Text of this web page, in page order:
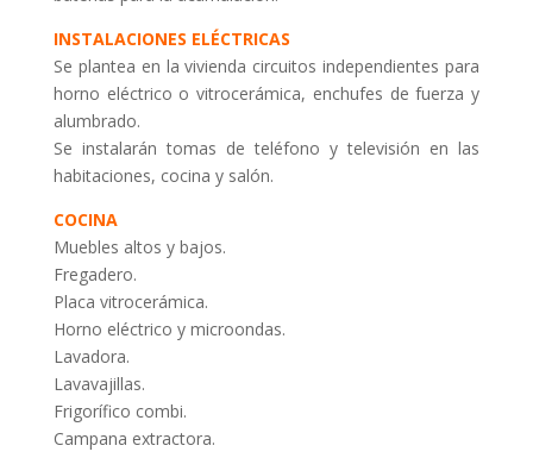
INSTALACIONES ELÉCTRICAS
Se plantea en la vivienda circuitos independientes para
horno eléctrico o vitrocerámica, enchufes de fuerza y
alumbrado.
Se instalarán tomas de teléfono y televisión en las
habitaciones, cocina y salón.
COCINA
Muebles altos y bajos.
Fregadero.
Placa vitrocerámica.
Horno eléctrico y microondas.
Lavadora.
Lavavajillas.
Frigorífico combi.
Campana extractora.